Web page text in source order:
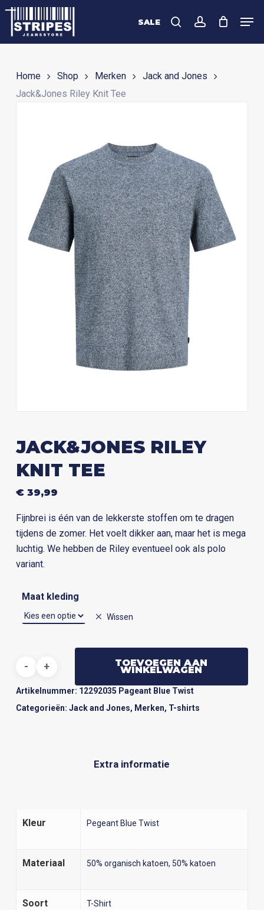
Skip
main
SALE searchaccount
Home Shop Merken
Jack and Jones
Jack&Jones Riley Knit Tee
JACK&JONES RILEY
KNIT TEE
€39,99
Fijnbrei is één van de lekkerste stoffen om te dragen
tijdens de zomer. Het voelt dikker aan, maar het is mega
luchtig. We hebben de Riley eventueel ook als polo
variant.
Maat kleding
Wissen
TOEVOEGEN AAN
WINKELWAGEN
Artikelnummer: 12292035 Pageant Blue Twist
Categorieën: Jack and Jones, Merken, T-shirts
Extra informatie
Kleur Pegeant Blue Twist
Materiaal 50% organisch katoen, 50% katoen
Soort T-Shirt